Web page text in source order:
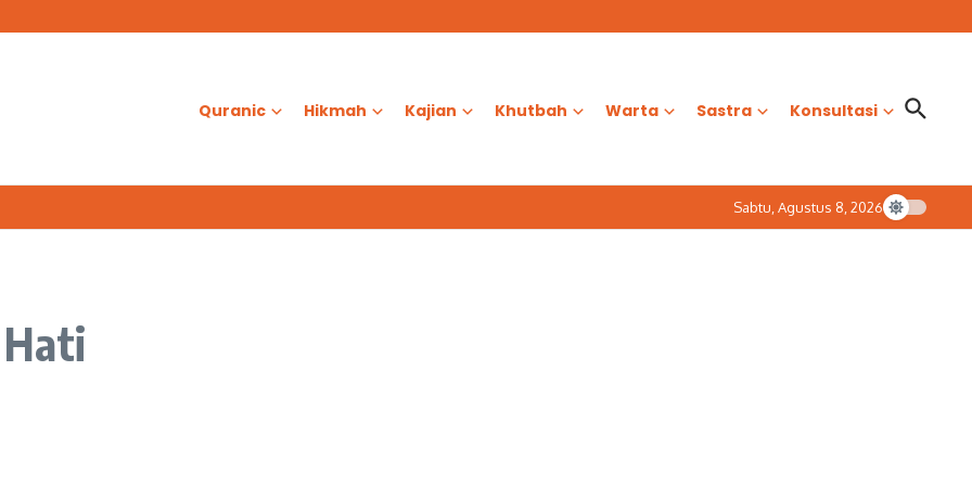
Quranic Hikmah Kajian Khutbah Warta Sastra Konsultasi
Sabtu, Agustus 8, 2026